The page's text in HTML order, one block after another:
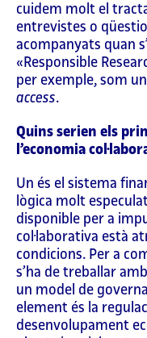
cuidem molt el
entrevistes o
acompanyats quan
«Responsible
per exemple, som
access.
Quins serien els
l’economia
Un és el sistema
lògica molt
disponible per a
col·laborativa està
condicions. Per a
s’ha de treballar
un model de
element és la
desenvolupament